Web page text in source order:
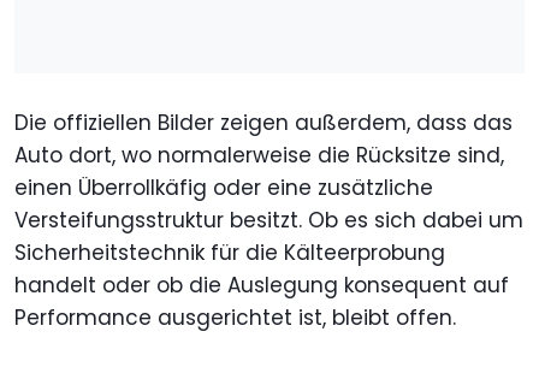
Die offiziellen Bilder zeigen außerdem, dass das
Auto dort, wo normalerweise die Rücksitze sind,
einen Überrollkäfig oder eine zusätzliche
Versteifungsstruktur besitzt. Ob es sich dabei um
Sicherheitstechnik für die Kälteerprobung
handelt oder ob die Auslegung konsequent auf
Performance ausgerichtet ist, bleibt offen.